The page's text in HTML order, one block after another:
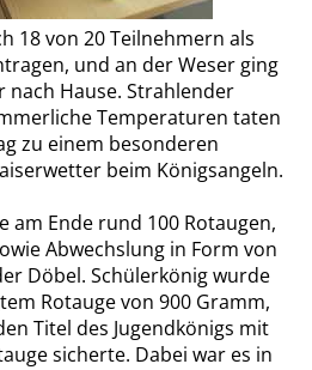
18 von 20 Teilnehmern als
und an der Weser ging
nach Hause. Strahlender
Temperaturen taten
zu einem besonderen
beim Königsangeln.
am Ende rund 100 Rotaugen,
Abwechslung in Form von
Döbel. Schülerkönig wurde
Rotauge von 900 Gramm,
Titel des Jugendkönigs mit
sicherte. Dabei war es in